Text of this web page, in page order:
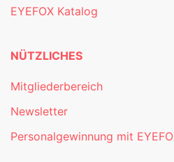
EYEFOX Katalog
NÜTZLICHES
Mitgliederbereich
Newsletter
Personalgewinnung mit